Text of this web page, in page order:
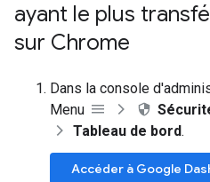
ayant le plus
sur Chrome
Dans la console
Menu
Tableau de bord.
Accéder à Google